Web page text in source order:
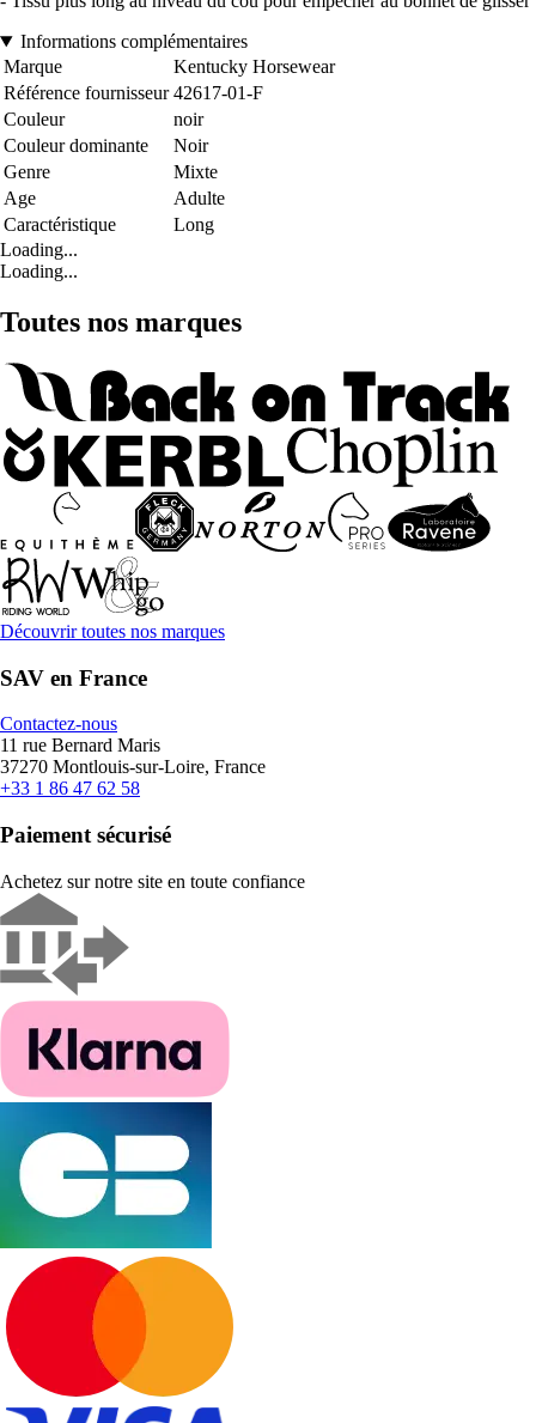
Informations complémentaires
Marque
Kentucky Horsewear
Référence fournisseur 42617-01-F
Couleur
noir
Couleur dominante
Noir
Genre
Mixte
Age
Adulte
Caractéristique
Long
Loading...
Loading...
Toutes nos marques
Découvrir toutes nos marques
SAV en France
Contactez-nous
11 rue Bernard Maris
37270 Montlouis-sur-Loire, France
+33 1 86 47 62 58
Paiement sécurisé
Achetez sur notre site en toute confiance